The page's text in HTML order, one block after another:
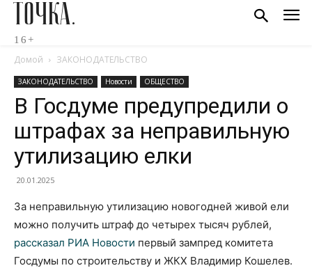
ТОЧКА.
16+
Домой ЗАКОНОДАТЕЛЬСТВО
ЗАКОНОДАТЕЛЬСТВО Новости ОБЩЕСТВО
В Госдуме предупредили о
штрафах за неправильную
утилизацию елки
20.01.2025
За неправильную утилизацию новогодней живой ели
можно получить штраф до четырех тысяч рублей,
рассказал РИА Новости первый зампред комитета
Госдумы по строительству и ЖКХ Владимир Кошелев.